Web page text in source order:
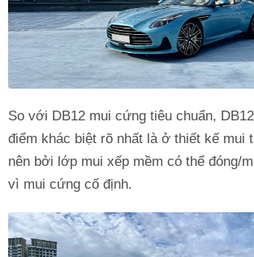
So với DB12 mui cứng tiêu chuẩn,
điểm khác biệt rõ nhất là ở thiết kế mui
nên bởi lớp mui xếp mềm có thể đóng/
vì mui cứng cố định.